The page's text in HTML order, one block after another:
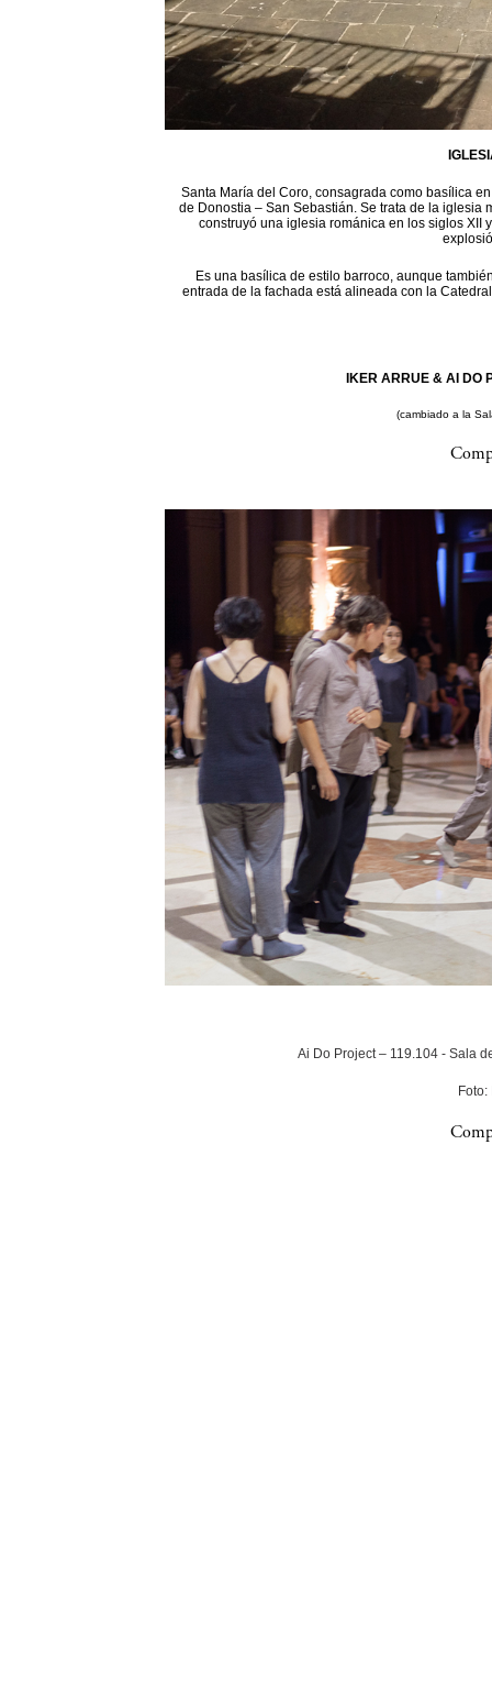
Santa María del Coro, consagrada como basílica
de Donostia – San Sebastián. Se trata de la iglesia
construyó una iglesia románica en los siglos XII
Es una basílica de estilo barroco, aunque
entrada de la fachada está alineada con la
IKER ARRUE & AI DO
(cambiado a la
Ai Do Project – 119.104 - Sala